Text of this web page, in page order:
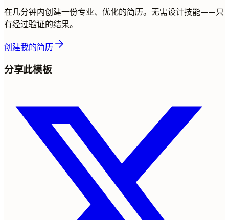
在几分钟内创建一份专业、优化的简历。无需设计技能——只
有经过验证的结果。
创建我的简历
分享此模板